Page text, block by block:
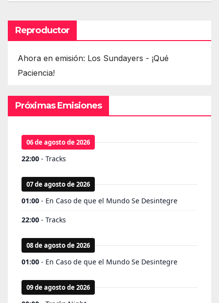
Reproductor
Ahora en emisión: Los Sundayers - ¡Qué
Paciencia!
Próximas Emisiones